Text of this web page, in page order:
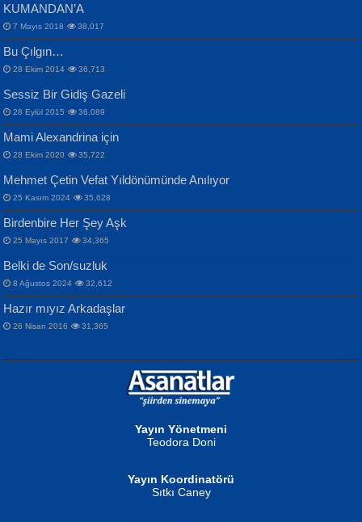
İPEK ACAR SERT
Gazze’nin Şecaati, Ümmetin İmtihanı...
MAHMUT GÜRBÜZ
İbrahim Olmak ve Bitirebilmek...
NURAN KÖSE BAYDAR
Selahattin Yıldız
İdrakimle Üşürken...
Songül Özel
Mahzen...
Ben Deniz Değilim ki...
ERDEM BAYAZIT
Sana, Bana, Vatanıma, Ülkemin
İnsanlarına Dair...
NAZIM HİKMET RAN
Bir Cezaevinde, Tecritteki Adamın
Mektupları...
KUMANDAN’A
7 Mayıs 2018 38,017
Bu Çılgın…
28 Ekim 2014 36,713
Sessiz Bir Gidiş Gazeli
28 Eylül 2015 36,089
Mami Alexandrina için
28 Ekim 2020 35,722
Mehmet Çetin Vefat Yıldönümünde Anılıyor
25 Kasım 2024 35,628
Birdenbire Her Şey Aşk
25 Mayıs 2017 34,365
Belki de Son/suzluk
8 Ağustos 2024 32,612
Hazır mıyız Arkadaşlar
26 Nisan 2016 31,365
Yayın Yönetmeni
Teodora Doni
Yayın Koordinatörü
Sıtkı Caney